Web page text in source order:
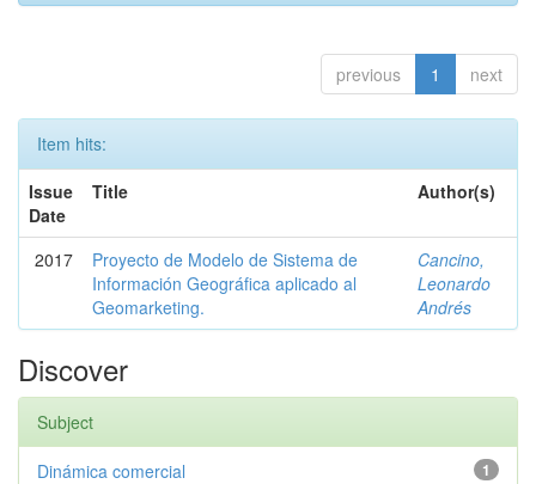
previous 1 next
Item hits:
Issue
Date
Title Author(s)
2017
Proyecto de Modelo de Sistema de
Información Geográfica aplicado al
Geomarketing.
Cancino,
Leonardo
Andrés
Discover
Subject
1
Dinámica comercial